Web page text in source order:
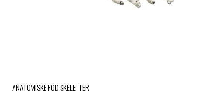
ANATOMISKE FOD SKELETTER